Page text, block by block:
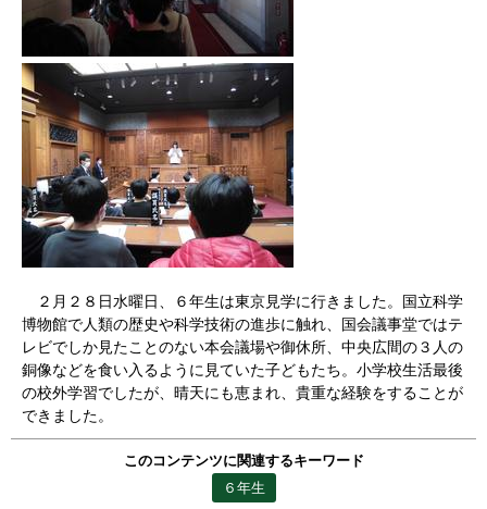
２月２８日水曜日、６年生は東京見学に行きました。国立科学
博物館で人類の歴史や科学技術の進歩に触れ、国会議事堂ではテ
レビでしか見たことのない本会議場や御休所、中央広間の３人の
銅像などを食い入るように見ていた子どもたち。小学校生活最後
の校外学習でしたが、晴天にも恵まれ、貴重な経験をすることが
できました。
このコンテンツに関連するキーワード
６年生